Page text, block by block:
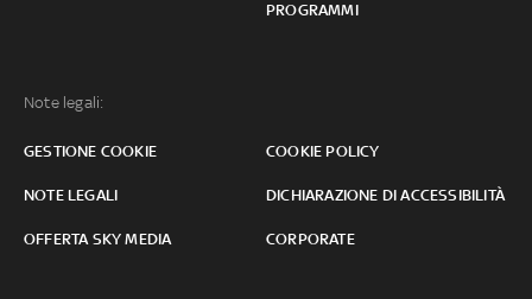
PROGRAMMI
Note legali:
GESTIONE COOKIE COOKIE POLICY
NOTE LEGALI DICHIARAZIONE DI ACCESSIBILITÀ
OFFERTA SKY MEDIA CORPORATE